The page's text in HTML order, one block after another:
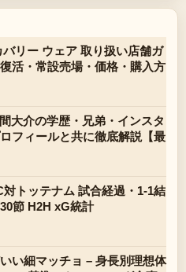
バリー ウェア 取り扱い店舗ガ
活・常設売場・価格・購入方
大介の学歴・兄弟・インスタ
フィールと共に徹底解説【最
対トッテナム 試合経過・1-1結
節 H2H xG統計
い細マッチョ – 身長別理想体